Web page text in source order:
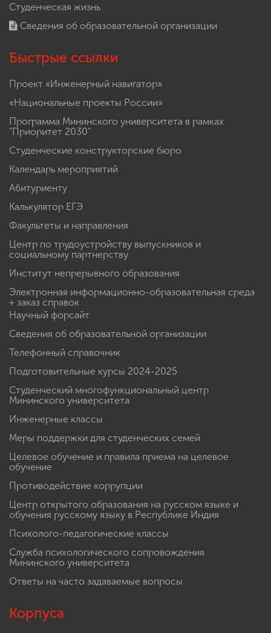
Студенческая жизнь
Сведения об образовательной организации
Быстрые ссылки
Проект «Инженерный навигатор»
«Национальные проекты России»
Программа Мининского университета в рамках
"Приоритет 2030"
Студенческие конструкторские бюро
Календарь мероприятий
Абитуриенту
Калькулятор ЕГЭ
Факультеты и направления
Центр по трудоустройству выпускников и
социальному партнерству
Институт непрерывного образования
Электронная информационно-образовательная среда
+ заказ справок
Научный форсайт
Сведения об образовательной организации
Телефонный справочник
Подготовительные курсы 2024-2025
Студенческий многофункциональный центр
Мининского университета
Инженерные классы
Меры поддержки для студенческих семей
Целевое обучение и правила приема на целевое
обучение
Противодействие коррупции
Центр открытого образования на русском языке и
обучения русскому языку в Республике Индия
Психолого-педагогические классы
Служба психологического сопровождения
Мининского университета
Ответы на часто задаваемые вопросы
Корпуса